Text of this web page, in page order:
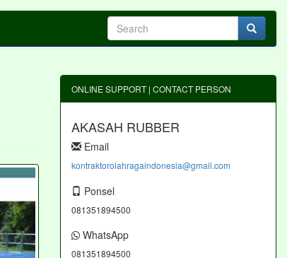
ONLINE SUPPORT | CONTACT PERSON
AKASAH RUBBER
Email
kontraktorolahragaindonesia@gmail.com
Ponsel
081351894500
WhatsApp
081351894500